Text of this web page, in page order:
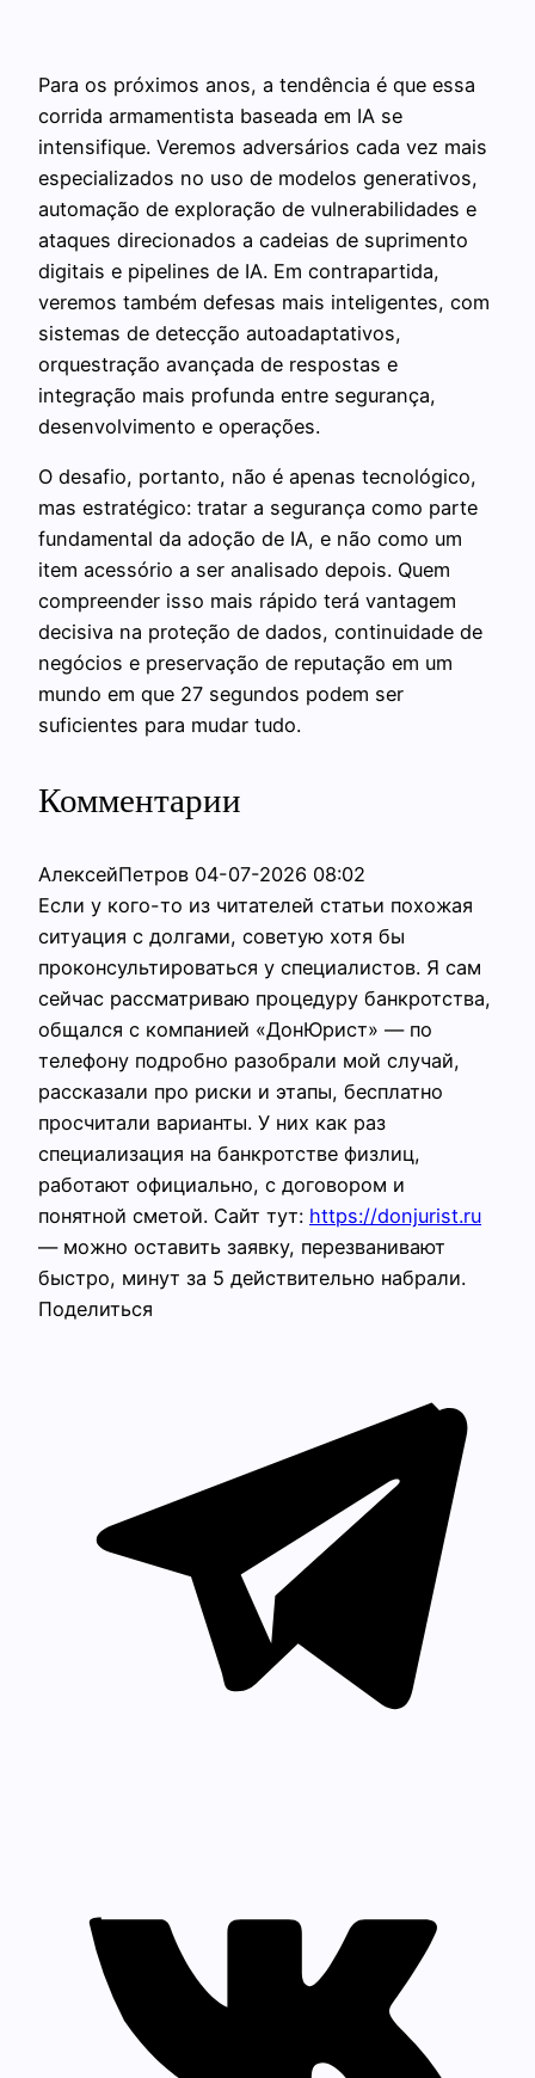
Para os próximos anos, a tendência é que essa
corrida armamentista baseada em IA se
intensifique. Veremos adversários cada vez mais
especializados no uso de modelos generativos,
automação de exploração de vulnerabilidades e
ataques direcionados a cadeias de suprimento
digitais e pipelines de IA. Em contrapartida,
veremos também defesas mais inteligentes, com
sistemas de detecção autoadaptativos,
orquestração avançada de respostas e
integração mais profunda entre segurança,
desenvolvimento e operações.
O desafio, portanto, não é apenas tecnológico,
mas estratégico: tratar a segurança como parte
fundamental da adoção de IA, e não como um
item acessório a ser analisado depois. Quem
compreender isso mais rápido terá vantagem
decisiva na proteção de dados, continuidade de
negócios e preservação de reputação em um
mundo em que 27 segundos podem ser
suficientes para mudar tudo.
Комментарии
АлексейПетров 04-07-2026 08:02
Если у кого-то из читателей статьи похожая
ситуация с долгами, советую хотя бы
проконсультироваться у специалистов. Я сам
сейчас рассматриваю процедуру банкротства,
общался с компанией «ДонЮрист» — по
телефону подробно разобрали мой случай,
рассказали про риски и этапы, бесплатно
просчитали варианты. У них как раз
специализация на банкротстве физлиц,
работают официально, с договором и
понятной сметой. Сайт тут: https://donjurist.ru
— можно оставить заявку, перезванивают
быстро, минут за 5 действительно набрали.
Поделиться